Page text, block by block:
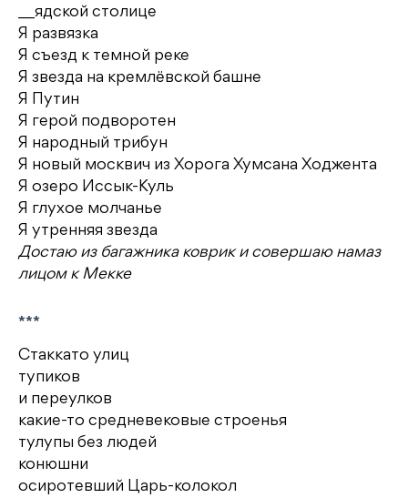
__ядской столице
Я развязка
Я съезд к темной реке
Я звезда на кремлёвской башне
Я Путин
Я герой подворотен
Я народный трибун
Я новый москвич из Хорога Хумсана Ходжента
Я озеро Иссык-Куль
Я глухое молчанье
Я утренняя звезда
Достаю из багажника коврик и совершаю намаз
лицом к Мекке
***
Стаккато улиц
тупиков
и переулков
какие-то средневековые строенья
тулупы без людей
конюшни
осиротевший Царь-колокол